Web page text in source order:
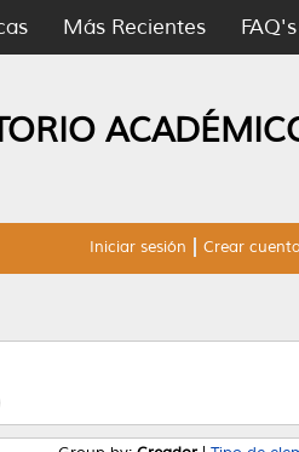
Más Recientes FAQ's
Iniciar sesión Crear cuenta